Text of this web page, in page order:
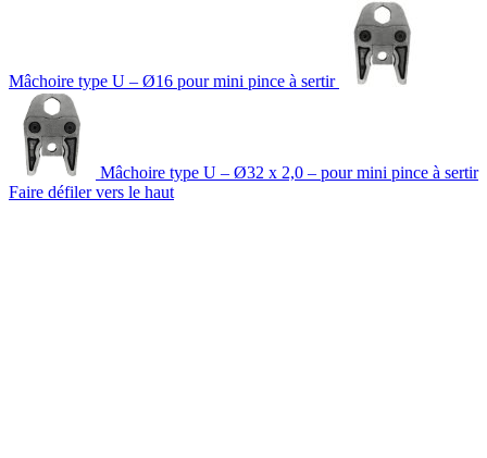
Mâchoire type U – Ø16 pour mini pince à sertir
Mâchoire type U – Ø32 x 2,0 – pour mini pince à sertir
Faire défiler vers le haut